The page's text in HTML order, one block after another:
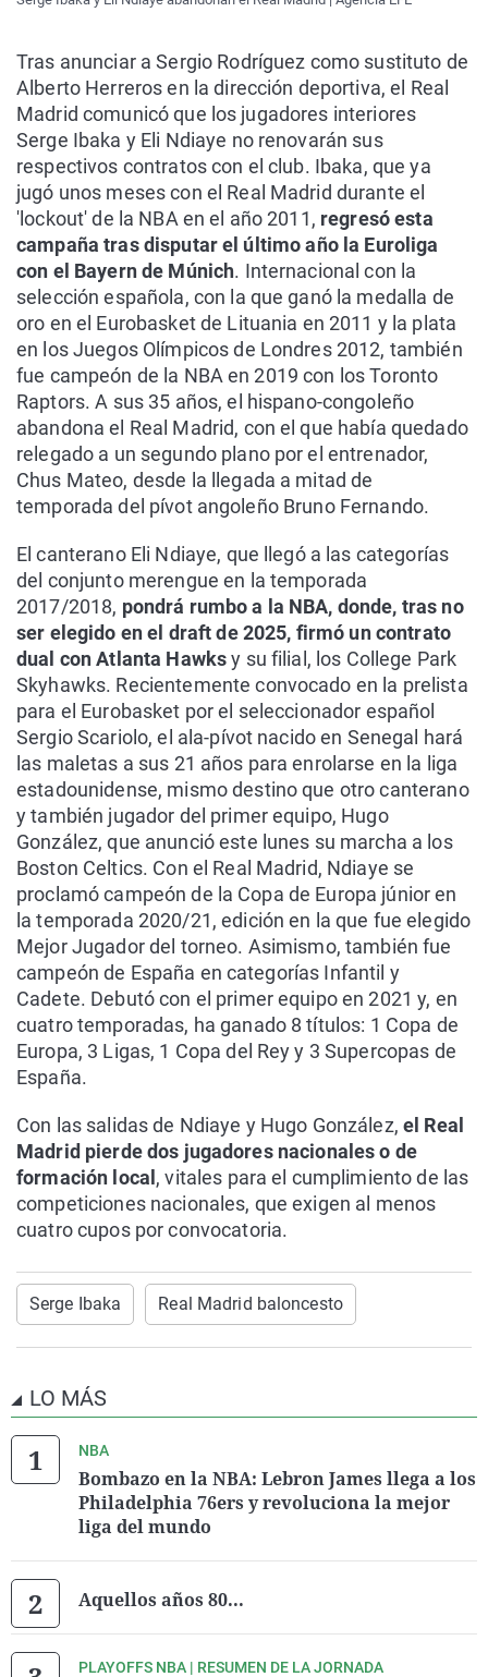
Tras anunciar a Sergio Rodríguez como sustituto de
Alberto Herreros en la dirección deportiva, el Real
Madrid comunicó que los jugadores interiores
Serge Ibaka y Eli Ndiaye no renovarán sus
respectivos contratos con el club. Ibaka, que ya
jugó unos meses con el Real Madrid durante el
'lockout' de la NBA en el año 2011, regresó esta
campaña tras disputar el último año la Euroliga
con el Bayern de Múnich. Internacional con la
selección española, con la que ganó la medalla de
oro en el Eurobasket de Lituania en 2011 y la plata
en los Juegos Olímpicos de Londres 2012, también
fue campeón de la NBA en 2019 con los Toronto
Raptors. A sus 35 años, el hispano-congoleño
abandona el Real Madrid, con el que había quedado
relegado a un segundo plano por el entrenador,
Chus Mateo, desde la llegada a mitad de
temporada del pívot angoleño Bruno Fernando.
El canterano Eli Ndiaye, que llegó a las categorías
del conjunto merengue en la temporada
2017/2018, pondrá rumbo a la NBA, donde, tras no
ser elegido en el draft de 2025, firmó un contrato
dual con Atlanta Hawksy su filial, los College Park
Skyhawks. Recientemente convocado en la prelista
para el Eurobasket por el seleccionador español
Sergio Scariolo, el ala-pívot nacido en Senegal hará
las maletas a sus 21 años para enrolarse en la liga
estadounidense, mismo destino que otro canterano
y también jugador del primer equipo, Hugo
González, que anunció este lunes su marcha a los
Boston Celtics. Con el Real Madrid, Ndiaye se
proclamó campeón de la Copa de Europa júnior en
la temporada 2020/21, edición en la que fue elegido
Mejor Jugador del torneo. Asimismo, también fue
campeón de España en categorías Infantil y
Cadete. Debutó con el primer equipo en 2021 y, en
cuatro temporadas, ha ganado 8 títulos: 1 Copa de
Europa, 3 Ligas, 1 Copa del Rey y 3 Supercopas de
España.
Con las salidas de Ndiaye y Hugo González,el Real
Madrid pierde dos jugadores nacionales o de
formación local , vitales para el cumplimiento de las
competiciones nacionales, que exigen al menos
cuatro cupos por convocatoria.
Serge Ibaka Real Madrid baloncesto
LO MÁS
NBA
Bombazo en la NBA: Lebron James llega a los
Philadelphia 76ers y revoluciona la mejor
liga del mundo
Aquellos años 80...
PLAYOFFS NBA | RESUMEN DE LA JORNADA